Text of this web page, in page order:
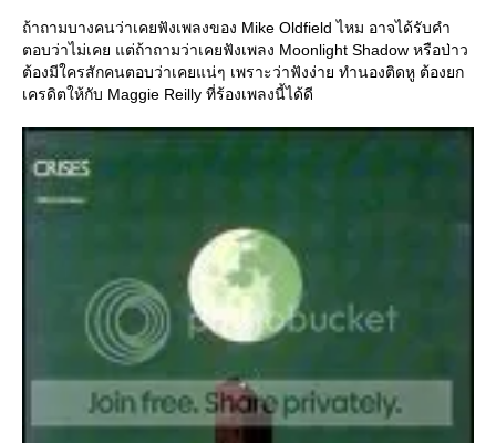
ถ้าถามบางคนว่าเคยฟังเพลงของ Mike Oldfield ไหม อาจได้รับคำ
ตอบว่าไม่เคย แต่ถ้าถามว่าเคยฟังเพลง Moonlight Shadow หรือป่าว
ต้องมีใครสักคนตอบว่าเคยแน่ๆ เพราะว่าฟังง่าย ทำนองติดหู ต้องยก
เครดิตให้กับ Maggie Reilly ที่ร้องเพลงนี้ได้ดี